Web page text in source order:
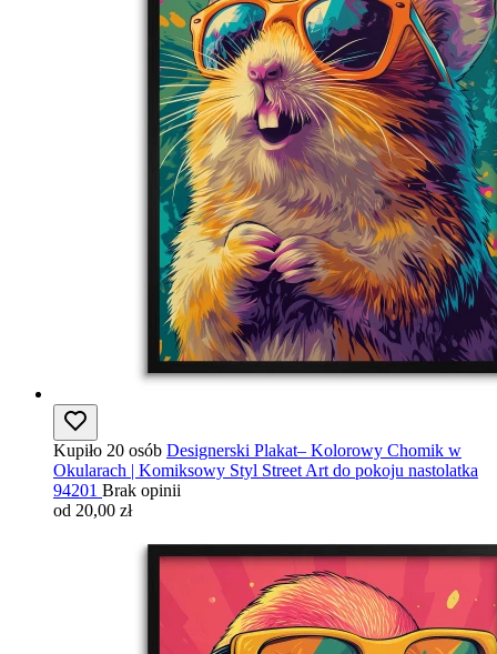
Kupiło 20 osób Designerski Plakat– Kolorowy Chomik w
Okularach | Komiksowy Styl Street Art do pokoju nastolatka
94201 Brak opinii
od 20,00 zł